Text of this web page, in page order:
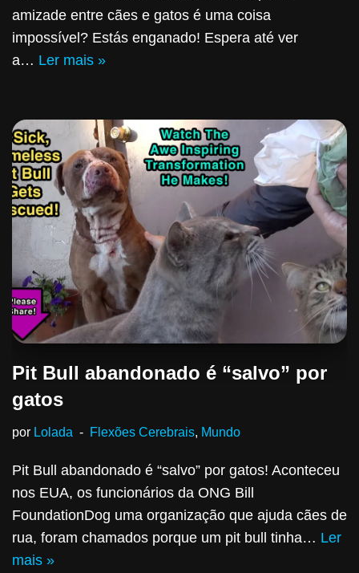
amizade entre cães e gatos é uma coisa
impossível? Estás enganado! Espera até ver
a… Ler mais »
Pit Bull abandonado é “salvo” por
gatos
por Lolada Flexões Cerebrais, Mundo
Pit Bull abandonado é “salvo” por gatos! Aconteceu
nos EUA, os funcionários da ONG Bill
FoundationDog uma organização que ajuda cães de
rua, foram chamados porque um pit bull tinha… Ler
mais »